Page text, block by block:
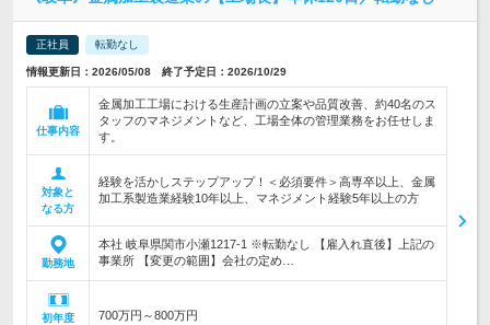
正社員 転勤なし
情報更新日：2026/05/08 終了予定日：2026/10/29
仕事内容
金属加工工場における生産計画の立案や品質改善、約40名のス
タッフのマネジメントなど、工場全体の管理業務をお任せしま
す。
対象と
なる方
経験を活かしステップアップ！＜必須要件＞高専卒以上、金属
加工系製造業経験10年以上、マネジメント経験5年以上の方
勤務地
本社 岐阜県関市小瀬1217-1 ※転勤なし 【雇入れ直後】上記の
事業所 【変更の範囲】会社の定め…
初年度
700万円～800万円